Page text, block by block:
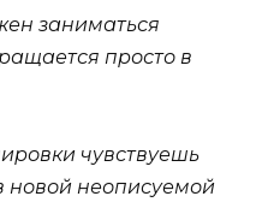
заниматься
просто в
чувствуешь
новой неописуемой